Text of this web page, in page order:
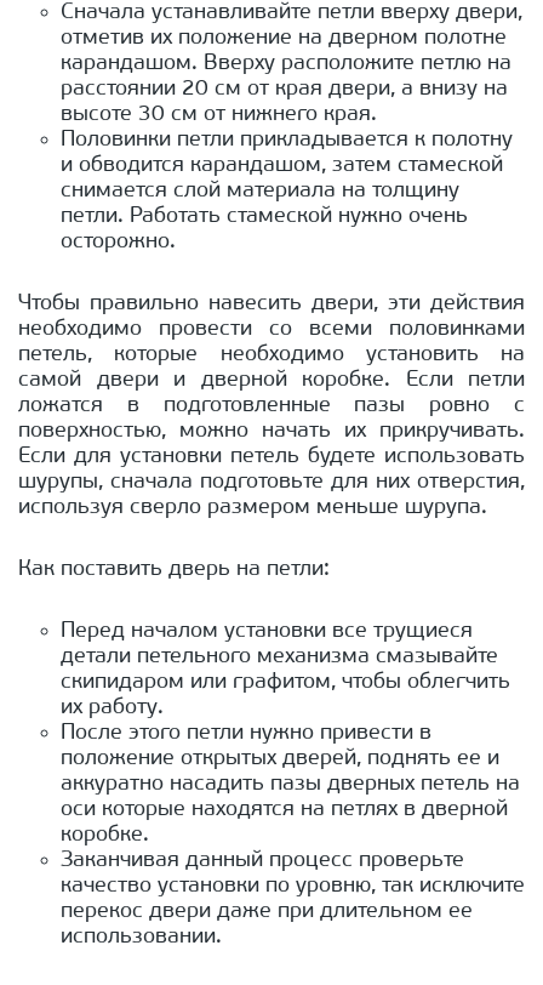
Сначала устанавливайте петли вверху двери,
отметив их положение на дверном полотне
карандашом. Вверху расположите петлю на
расстоянии 20 см от края двери, а внизу на
высоте 30 см от нижнего края.
Половинки петли прикладывается к полотну
и обводится карандашом, затем стамеской
снимается слой материала на толщину
петли. Работать стамеской нужно очень
осторожно.
Чтобы правильно навесить двери, эти действия
необходимо провести со всеми половинками
петель, которые необходимо установить на
самой двери и дверной коробке. Если петли
ложатся в подготовленные пазы ровно с
поверхностью, можно начать их прикручивать.
Если для установки петель будете использовать
шурупы, сначала подготовьте для них отверстия,
используя сверло размером меньше шурупа.
Как поставить дверь на петли:
Перед началом установки все трущиеся
детали петельного механизма смазывайте
скипидаром или графитом, чтобы облегчить
их работу.
После этого петли нужно привести в
положение открытых дверей, поднять ее и
аккуратно насадить пазы дверных петель на
оси которые находятся на петлях в дверной
коробке.
Заканчивая данный процесс проверьте
качество установки по уровню, так исключите
перекос двери даже при длительном ее
использовании.